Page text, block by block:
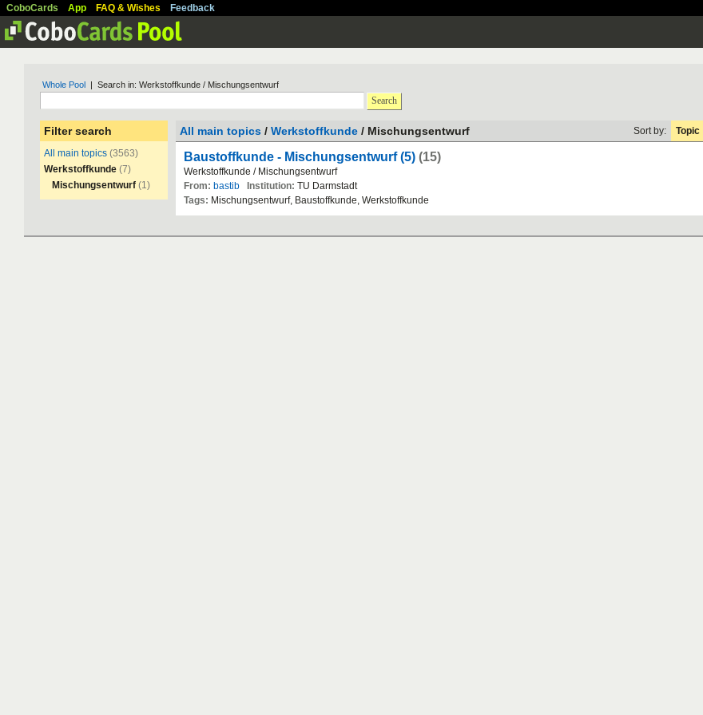
CoboCards App FAQ & Wishes Feedback
Whole Pool | Search in: Werkstoffkunde / Mischungsentwurf
Search
Filter search
All main topics (3563)
Werkstoffkunde (7)
Mischungsentwurf (1)
All main topics / Werkstoffkunde / Mischungsentwurf Sort by: Topic
Baustoffkunde - Mischungsentwurf (5) (15)
Werkstoffkunde / Mischungsentwurf
From: bastib Institution: TU Darmstadt
Tags: Mischungsentwurf, Baustoffkunde, Werkstoffkunde